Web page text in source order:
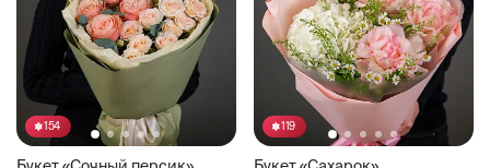
154 119